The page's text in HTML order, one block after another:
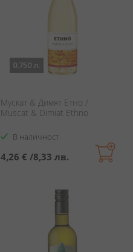
0.750 л.
Мускат & Димят Етно /
Muscat & Dimiat Ethno
В наличност
4,26 € /8,33 лв.